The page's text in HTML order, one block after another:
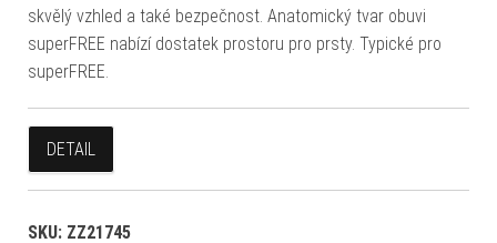
skvělý vzhled a také bezpečnost. Anatomický tvar obuvi
superFREE nabízí dostatek prostoru pro prsty. Typické pro
superFREE.
DETAIL
SKU: ZZ21745